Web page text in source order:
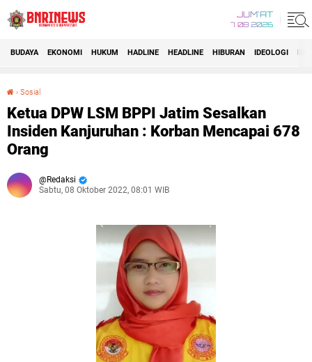
JUM'AT
7 08 2026
BUDAYA EKONOMI HUKUM HADLINE HEADLINE HIBURAN IDEOLOGI
› Sosial
Ketua DPW LSM BPPI Jatim Sesalkan
Insiden Kanjuruhan : Korban Mencapai 678
Orang
Redaksi
Sabtu, 08 Oktober 2022, 08:01 WIB